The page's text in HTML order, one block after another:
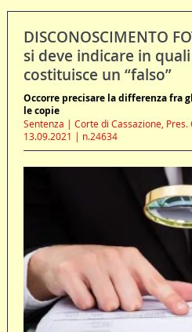
DISCONOSCIMENTO
si deve indicare in
costituisce un “falso”
Occorre precisare la differenza fra
le copie
Sentenza | Corte di Cassazione, Pres.
13.09.2021 | n.24634